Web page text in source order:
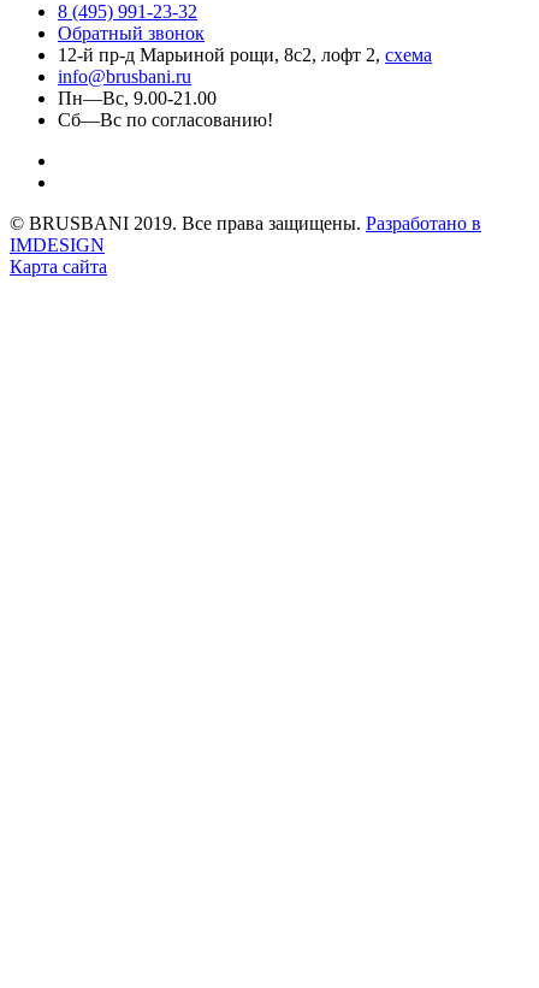
8 (495) 991-23-32
Обратный звонок
12-й пр-д Марьиной рощи, 8с2, лофт 2, схема
info@brusbani.ru
Пн—Вс, 9.00-21.00
Сб—Вс по согласованию!
© BRUSBANI 2019. Все права защищены. Разработано в
IMDESIGN
Карта сайта